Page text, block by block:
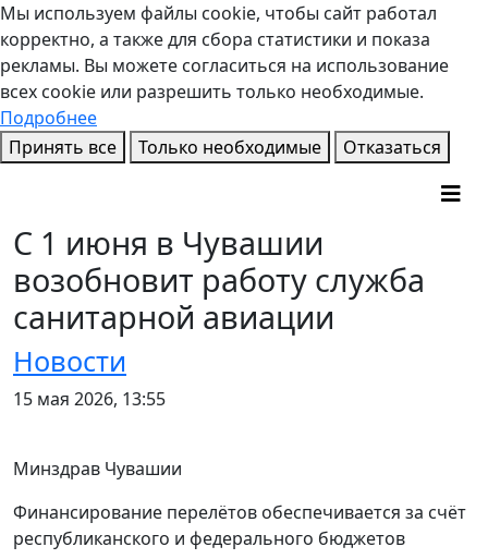
Мы используем файлы cookie, чтобы сайт работал
корректно, а также для сбора статистики и показа
рекламы. Вы можете согласиться на использование
всех cookie или разрешить только необходимые.
Подробнее
Принять все
Только необходимые Отказаться
С 1 июня в Чувашии
возобновит работу служба
санитарной авиации
Новости
15 мая 2026, 13:55
Минздрав Чувашии
Финансирование перелётов обеспечивается за счёт
республиканского и федерального бюджетов